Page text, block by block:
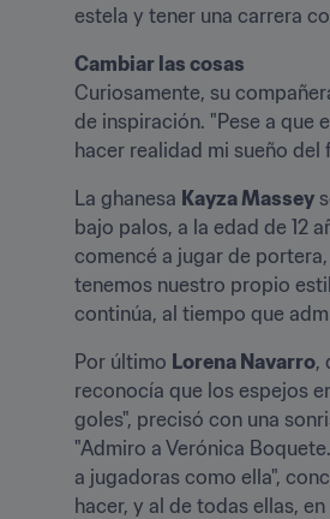
estela y tener una carrera
Cambiar las cosas
Curiosamente, su
de inspiración. "Pese a que
hacer realidad mi sueño
La ghanesa Kayza Massey
bajo palos, a la edad de 12
comencé a jugar de
tenemos nuestro propio
continúa, al tiempo que
Por último Lorena Navarro,
reconocía que los espejos
goles", precisó con una
"Admiro a Verónica
a jugadoras como ella",
hacer, y al de todas ellas,